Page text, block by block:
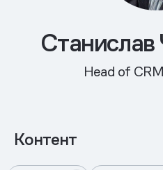
Станислав
Head of
Контент